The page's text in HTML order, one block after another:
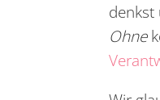
denkst
Ohne